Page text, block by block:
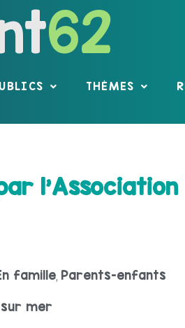
62
THÈMES
l’Association
famille, Parents-enfants
sur mer